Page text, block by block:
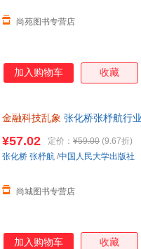
尚苑图书专营店
加入购物车 收藏
金融科技乱象 张化桥张杼航行
线当当客服
¥57.02 定价： ¥59.00 (9.67折)
尚城图书专营店
张化桥 张杼航 /中国人民大学出版社
加入购物车 收藏